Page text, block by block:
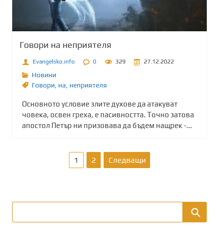
Говори на неприятеля
Evangelsko.info 0 329 27.12.2022
Новини
Говори на неприятеля
Основното условие злите духове да атакуват
човека, освен греха, е пасивността. Точно затова
апостол Петър ни призовава да бъдем нащрек -...
з
д
1 2 Следващи